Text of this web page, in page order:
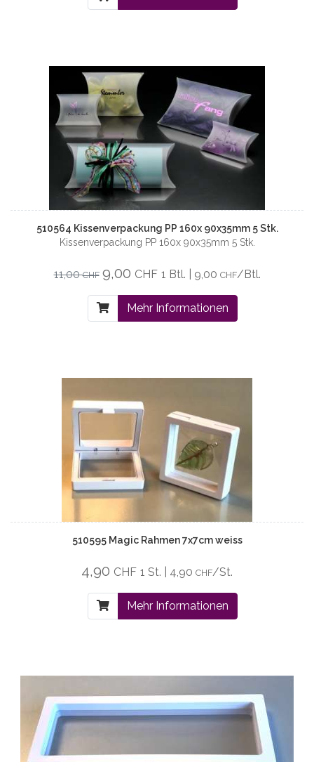
510564 Kissenverpackung PP 160x 90x35mm 5 Stk.
Kissenverpackung PP 160x 90x35mm 5 Stk.
11,00CHF 9,00 CHF 1 Btl. | 9,00 CHF/Btl.
Mehr Informationen
510595 Magic Rahmen 7x7cm weiss
4,90 CHF 1 St. | 4,90 CHF/St.
Mehr Informationen